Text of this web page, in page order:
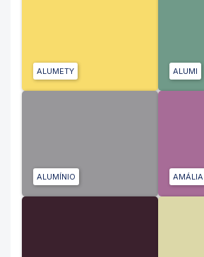
ALUMETY ALUMI
ALUMÍNIO AMÁLIA